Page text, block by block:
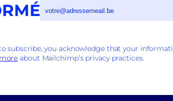
subscribe, you acknowledge that your
about Mailchimp’s privacy practices.